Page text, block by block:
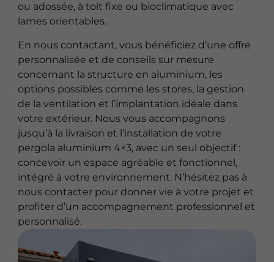
ou adossée, à toit fixe ou bioclimatique avec
lames orientables.
En nous contactant, vous bénéficiez d’une offre
personnalisée et de conseils sur mesure
concernant la structure en aluminium, les
options possibles comme les stores, la gestion
de la ventilation et l’implantation idéale dans
votre extérieur. Nous vous accompagnons
jusqu’à la livraison et l’installation de votre
pergola aluminium 4×3, avec un seul objectif :
concevoir un espace agréable et fonctionnel,
intégré à votre environnement. N’hésitez pas à
nous contacter pour donner vie à votre projet et
profiter d’un accompagnement professionnel et
personnalisé.